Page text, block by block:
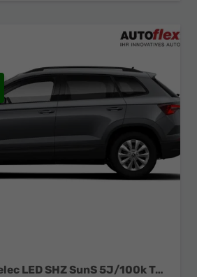
Selection DSG Selec LED SHZ SunS 5J/100k Temp VirtC